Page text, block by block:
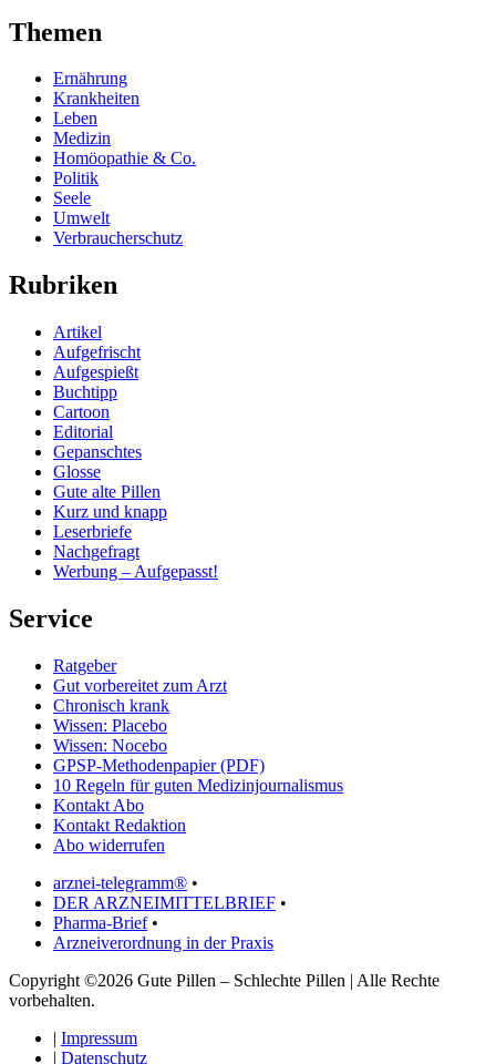
Themen
Ernährung
Krankheiten
Leben
Medizin
Homöopathie & Co.
Politik
Seele
Umwelt
Verbraucherschutz
Rubriken
Artikel
Aufgefrischt
Aufgespießt
Buchtipp
Cartoon
Editorial
Gepanschtes
Glosse
Gute alte Pillen
Kurz und knapp
Leserbriefe
Nachgefragt
Werbung – Aufgepasst!
Service
Ratgeber
Gut vorbereitet zum Arzt
Chronisch krank
Wissen: Placebo
Wissen: Nocebo
GPSP-Methodenpapier (PDF)
10 Regeln für guten Medizinjournalismus
Kontakt Abo
Kontakt Redaktion
Abo widerrufen
arznei-telegramm® •
DER ARZNEIMITTELBRIEF •
Pharma-Brief•
Arzneiverordnung in der Praxis
Copyright ©2026 Gute Pillen – Schlechte Pillen | Alle Rechte
vorbehalten.
| Impressum
| Datenschutz